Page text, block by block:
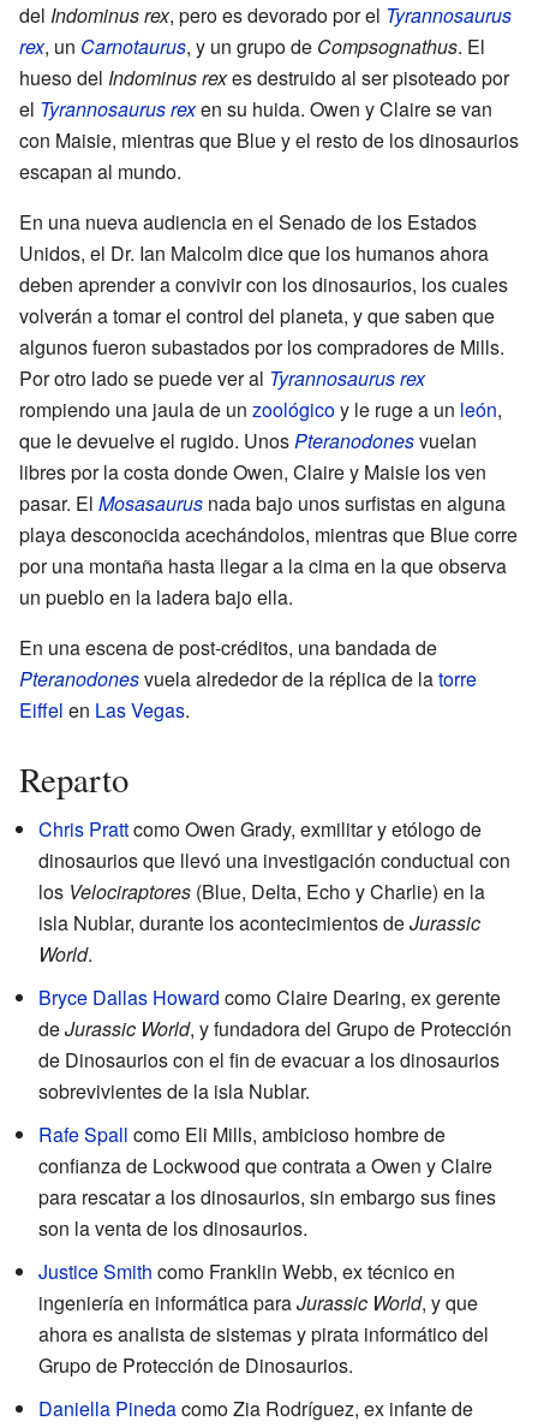
del Indominus rex, pero es devorado por el Tyrannosaurus
rex, un Carnotaurus, y un grupo de Compsognathus. El
hueso del Indominus rexes destruido al ser pisoteado por
el Tyrannosaurus rexen su huida. Owen y Claire se van
con Maisie, mientras que Blue y el resto de los dinosaurios
escapan al mundo.
En una nueva audiencia en el Senado de los Estados
Unidos, el Dr. Ian Malcolm dice que los humanos ahora
deben aprender a convivir con los dinosaurios, los cuales
volverán a tomar el control del planeta, y que saben que
algunos fueron subastados por los compradores de Mills.
Por otro lado se puede ver al Tyrannosaurus rex
rompiendo una jaula de un zoológicoy le ruge a un león,
que le devuelve el rugido. UnosPteranodonesvuelan
libres por la costa donde Owen, Claire y Maisie los ven
pasar. El Mosasaurus nada bajo unos surfistas en alguna
playa desconocida acechándolos, mientras que Blue corre
por una montaña hasta llegar a la cima en la que observa
un pueblo en la ladera bajo ella.
En una escena de post-créditos, una bandada de
Pteranodonesvuela alrededor de la réplica de latorre
Eiffel en Las Vegas.
Reparto
Chris Prattcomo Owen Grady, exmilitar y etólogo de
dinosaurios que llevó una investigación conductual con
los Velociraptores (Blue, Delta, Echo y Charlie) en la
isla Nublar, durante los acontecimientos deJurassic
World.
Bryce Dallas Howard como Claire Dearing, ex gerente
deJurassic World, y fundadora del Grupo de Protección
de Dinosaurios con el fin de evacuar a los dinosaurios
sobrevivientes de la isla Nublar.
Rafe Spall como Eli Mills, ambicioso hombre de
confianza de Lockwood que contrata a Owen y Claire
para rescatar a los dinosaurios, sin embargo sus fines
son la venta de los dinosaurios.
Justice Smith como Franklin Webb, ex técnico en
ingeniería en informática paraJurassic World, y que
ahora es analista de sistemas y pirata informático del
Grupo de Protección de Dinosaurios.
Daniella Pinedacomo Zia Rodríguez, ex infante de